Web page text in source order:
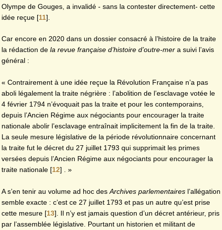
Olympe de Gouges, a invalidé - sans la contester directement- cette
idée reçue [11]
Car encore en 2020 dans un dossier consacré à l’histoire de la traite
la rédaction de la revue française d’histoire d’outre-mer a suivi l’avis
général :
« Contrairement à une idée reçue la Révolution Française n’a pas
aboli légalement la traite négrière : l’abolition de l’esclavage votée le
4 février 1794 n’évoquait pas la traite et pour les contemporains,
depuis l’Ancien Régime aux négociants pour encourager la traite
nationale abolir l’esclavage entraînait implicitement la fin de la traite.
La seule mesure législative de la période révolutionnaire concernant
la traite fut le décret du 27 juillet 1793 qui supprimait les primes
versées depuis l’Ancien Régime aux négociants pour encourager la
traite nationale [12] . »
A s’en tenir au volume ad hoc des Archives parlementaires l’allégation
semble exacte : c’est ce 27 juillet 1793 et pas un autre qu’est prise
cette mesure [13] . Il n’y est jamais question d’un décret antérieur, pris
par l’assemblée législative. Pourtant un historien et militant de